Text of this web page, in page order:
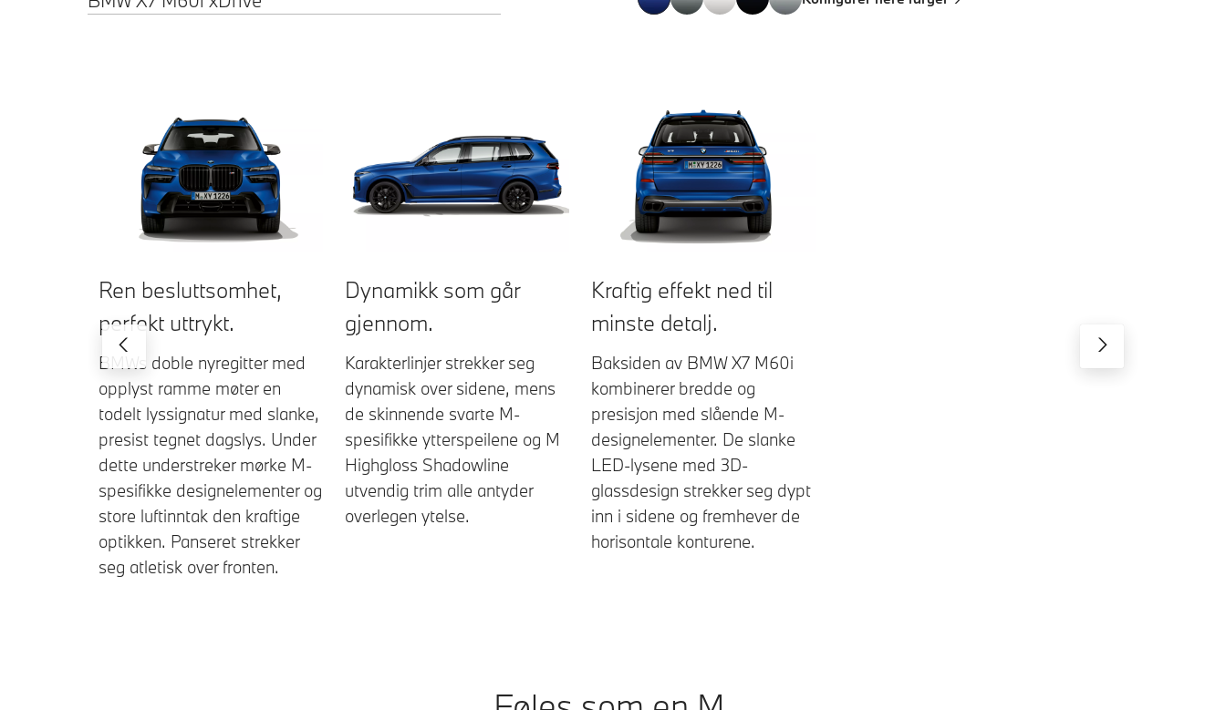
Ren besluttsomhet,
perfekt uttrykt.
BMWs doble nyregitter med
opplyst ramme møter en
todelt lyssignatur med slanke,
presist tegnet dagslys. Under
dette understreker mørke M-
spesifikke designelementer og
store luftinntak den kraftige
optikken. Panseret strekker
seg atletisk over fronten.
Dynamikk som går
gjennom.
Karakterlinjer strekker seg
dynamisk over sidene, mens
de skinnende svarte M-
spesifikke ytterspeilene og M
Highgloss Shadowline
utvendig trim alle antyder
overlegen ytelse.
Kraftig effekt ned til
minste detalj.
Baksiden av BMW X7 M60i
kombinerer bredde og
presisjon med slående M-
designelementer. De slanke
LED-lysene med 3D-
glassdesign strekker seg dypt
inn i sidene og fremhever de
horisontale konturene.